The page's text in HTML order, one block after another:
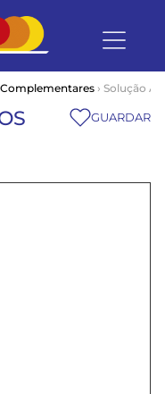
› Solução
GUARDAR